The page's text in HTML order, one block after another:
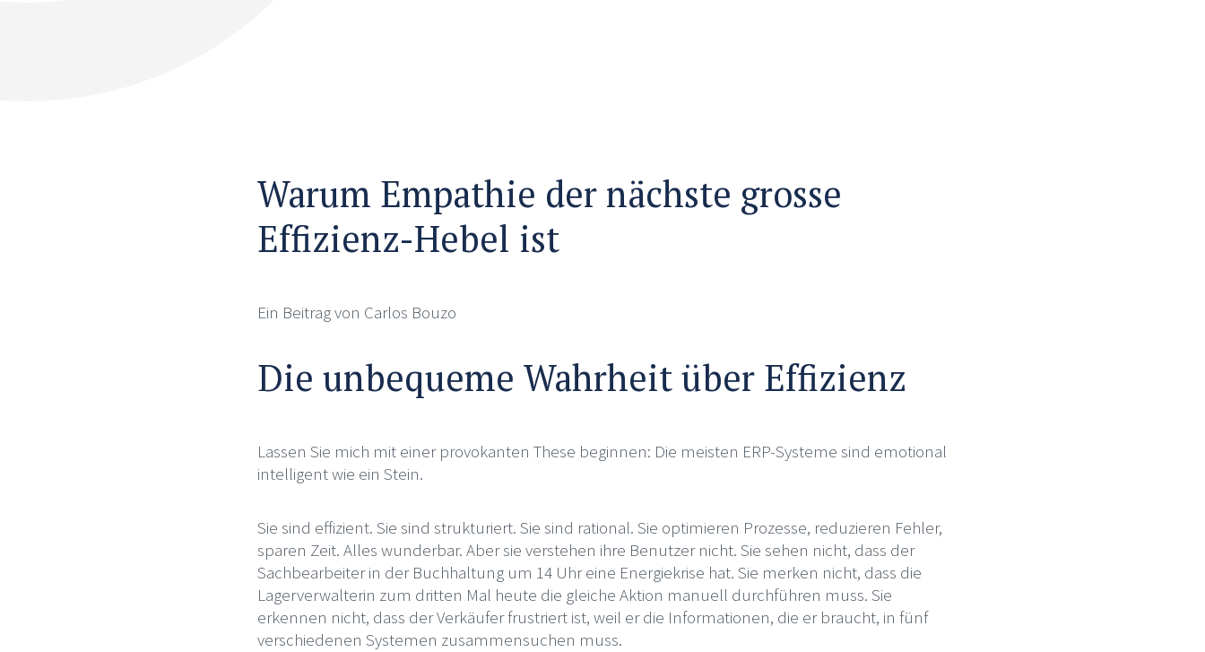
Warum Empathie der nächste grosse
Effizienz-Hebel ist
Ein Beitrag von Carlos Bouzo
Die unbequeme Wahrheit über Effizienz
Lassen Sie mich mit einer provokanten These beginnen: Die meisten ERP-Systeme sind emotional
intelligent wie ein Stein.
Sie sind effizient. Sie sind strukturiert. Sie sind rational. Sie optimieren Prozesse, reduzieren Fehler,
sparen Zeit. Alles wunderbar. Aber sie verstehen ihre Benutzer nicht. Sie sehen nicht, dass der
Sachbearbeiter in der Buchhaltung um 14 Uhr eine Energiekrise hat. Sie merken nicht, dass die
Lagerverwalterin zum dritten Mal heute die gleiche Aktion manuell durchführen muss. Sie
erkennen nicht, dass der Verkäufer frustriert ist, weil er die Informationen, die er braucht, in fünf
verschiedenen Systemen zusammensuchen muss.